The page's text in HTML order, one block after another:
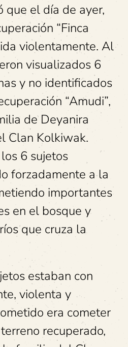
que el día de ayer,
“Finca
violentamente. Al
visualizados 6
y no identificados
“Amudi”,
de Deyanira
Clan Kolkiwak.
6 sujetos
forzadamente a la
importantes
en el bosque y
que cruza la
estaban con
violenta y
era cometer
recuperado,